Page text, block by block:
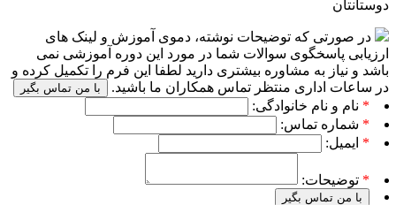
دوستانتان
در صورتی که توضیحات نوشته، دموی آموزش و لینک های
ارزیابی پاسخگوی سوالات شما در مورد این دوره آموزشی نمی
باشد و نیاز به مشاوره بیشتری دارید لطفا این فرم را تکمیل کرده و
در ساعات اداری منتظر تماس همکاران ما باشید.
با من تماس بگیر
* نام و نام خانوادگی:
* شماره تماس:
* ایمیل:
* توضیحات:
با من تماس بگیر